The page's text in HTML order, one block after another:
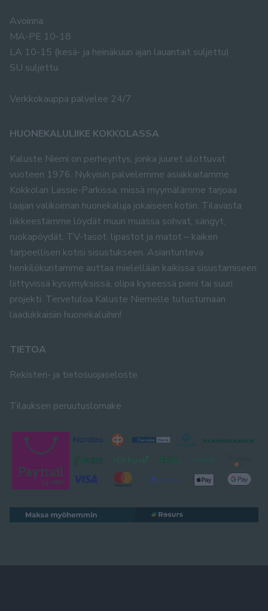
Avoinna:
MA-PE 10-18
LA 10-15 (kesä- ja heinäkuun ajan lauantait suljettu)
SU suljettu
Verkkokauppa palvelee 24/7
HUONEKALULIIKE KOKKOLASSA
Kaluste Niemi on perheyritys, jonka juuret ulottuvat
vuoteen 1976. Nykyisin palvelemme asiakkaitamme
Kokkolan Lassie-Parkissa, missä myymälämme tarjoaa
laajan valikoiman huonekaluja jokaiseen kotiin. Tilavasta
liikkeestämme löydät muun muassa sohvat, sängyt,
ruokapöydät, TV-tasot, lipastot ja matot – kaiken
tarpeellisen kotisi sisustukseen. Asiantunteva
henkilökuntamme auttaa mielellään kaikissa sisustamiseen
liittyvissä kysymyksissä, olipa kyseessä pieni tai suuri
projekti. Tervetuloa Kaluste Niemelle tutustumaan
laadukkaisiin huonekaluihin!
TIETOA
Rekisteri- ja tietosuojaseloste
Tilauksen peruutuslomake